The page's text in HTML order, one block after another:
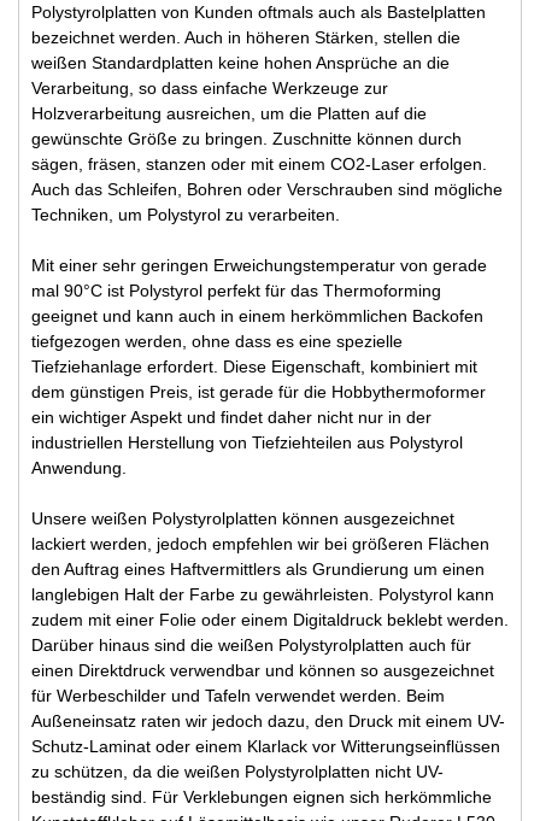
Polystyrolplatten von Kunden oftmals auch als Bastelplatten
bezeichnet werden. Auch in höheren Stärken, stellen die
weißen Standardplatten keine hohen Ansprüche an die
Verarbeitung, so dass einfache Werkzeuge zur
Holzverarbeitung ausreichen, um die Platten auf die
gewünschte Größe zu bringen. Zuschnitte können durch
sägen, fräsen, stanzen oder mit einem CO2-Laser erfolgen.
Auch das Schleifen, Bohren oder Verschrauben sind mögliche
Techniken, um Polystyrol zu verarbeiten.
Mit einer sehr geringen Erweichungstemperatur von gerade
mal 90°C ist Polystyrol perfekt für das Thermoforming
geeignet und kann auch in einem herkömmlichen Backofen
tiefgezogen werden, ohne dass es eine spezielle
Tiefziehanlage erfordert. Diese Eigenschaft, kombiniert mit
dem günstigen Preis, ist gerade für die Hobbythermoformer
ein wichtiger Aspekt und findet daher nicht nur in der
industriellen Herstellung von Tiefziehteilen aus Polystyrol
Anwendung.
Unsere weißen Polystyrolplatten können ausgezeichnet
lackiert werden, jedoch empfehlen wir bei größeren Flächen
den Auftrag eines Haftvermittlers als Grundierung um einen
langlebigen Halt der Farbe zu gewährleisten. Polystyrol kann
zudem mit einer Folie oder einem Digitaldruck beklebt werden.
Darüber hinaus sind die weißen Polystyrolplatten auch für
einen Direktdruck verwendbar und können so ausgezeichnet
für Werbeschilder und Tafeln verwendet werden. Beim
Außeneinsatz raten wir jedoch dazu, den Druck mit einem UV-
Schutz-Laminat oder einem Klarlack vor Witterungseinflüssen
zu schützen, da die weißen Polystyrolplatten nicht UV-
beständig sind. Für Verklebungen eignen sich herkömmliche